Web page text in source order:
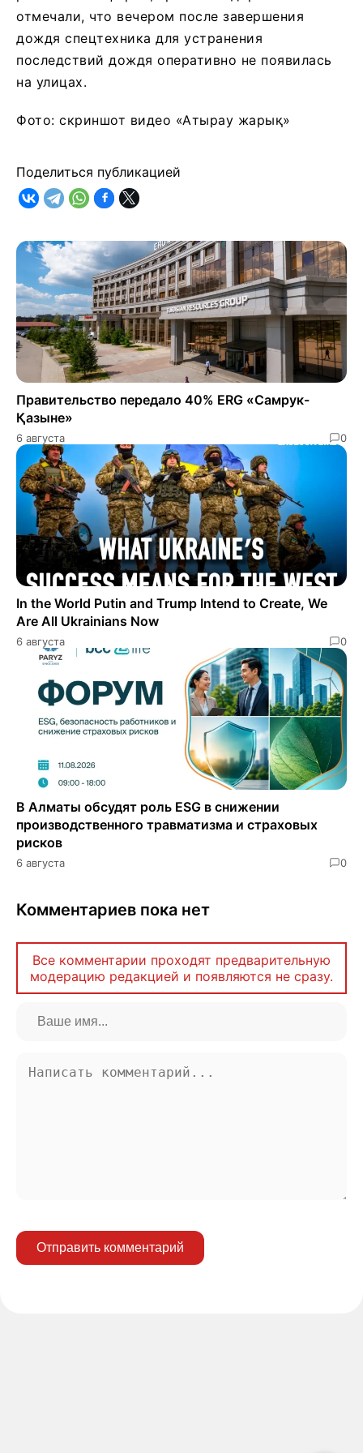
отмечали, что вечером после завершения
дождя спецтехника для устранения
последствий дождя оперативно не появилась
на улицах.
Фото: скриншот видео «Атырау жарық»
Поделиться публикацией
Правительство передало 40% ERG «Самрук-
Қазыне»
6 августа 0
In the World Putin and Trump Intend to Create, We
Are All Ukrainians Now
6 августа 0
В Алматы обсудят роль ESG в снижении
производственного травматизма и страховых
рисков
6 августа 0
Комментариев пока нет
Все комментарии проходят предварительную
модерацию редакцией и появляются не сразу.
Отправить комментарий